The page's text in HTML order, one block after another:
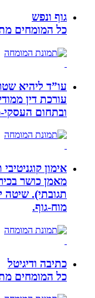
גוף ונפש
כל המומחים
עו”ד ליהיא
עורכת דין
ובתחום
אימון
מוח-גוף.
כתיבה ודיגיטל
כל המומחים